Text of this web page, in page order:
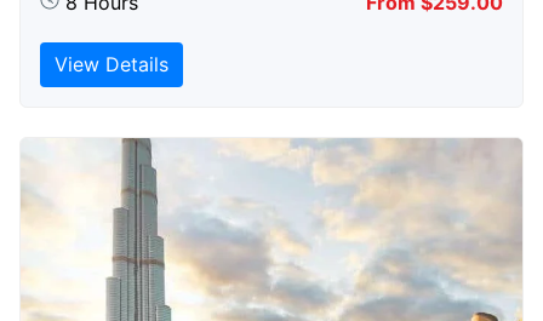
View Details